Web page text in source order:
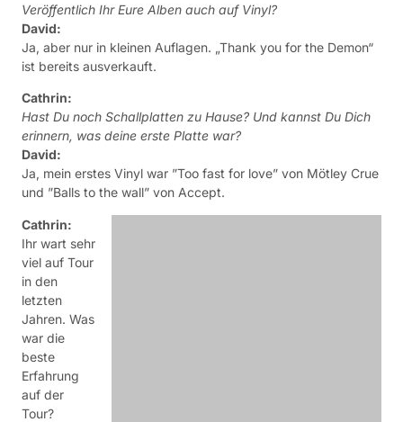
Veröffentlich Ihr Eure Alben auch auf Vinyl?
David:
Ja, aber nur in kleinen Auflagen. „Thank you for the Demon“
ist bereits ausverkauft.
Cathrin:
Hast Du noch Schallplatten zu Hause? Und kannst Du Dich
erinnern, was deine erste Platte war?
David:
Ja, mein erstes Vinyl war ”Too fast for love” von Mötley Crue
und ”Balls to the wall” von Accept.
Cathrin:
Ihr wart sehr viel auf Tour in den letzten Jahren. Was war die
beste Erfahrung auf der Tour?
David:
Das Beste ist immer, die Fans zu treffen. Dazu geht man auf
Tour.
Cathrin:
Welches Land, welche Stadt oder welche Location hat Dir
am besten gefallen?
David: